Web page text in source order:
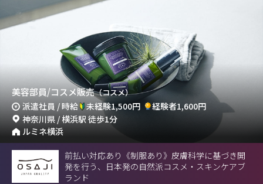
美容部員/コスメ販売（コスメ）
派遣社員 / 時給 未経験1,500円
経験者1,600円
神奈川県 / 横浜駅 徒歩1分
ルミネ横浜
前払い対応あり《制服あり》皮膚科学に基づき開
発を行う、日本発の自然派コスメ・スキンケアブ
ランド